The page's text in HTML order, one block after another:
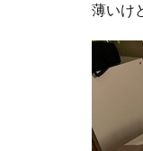
薄いけ